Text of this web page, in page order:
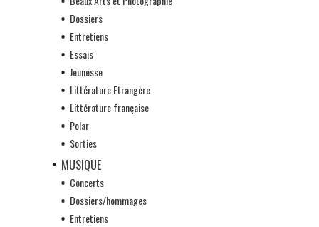
Dossiers
Entretiens
Essais
Jeunesse
Littérature Etrangère
Littérature française
Polar
Sorties
MUSIQUE
Concerts
Dossiers/hommages
Entretiens